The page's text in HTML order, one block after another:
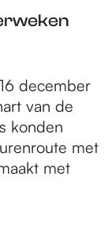
december
van de
konden
met
met